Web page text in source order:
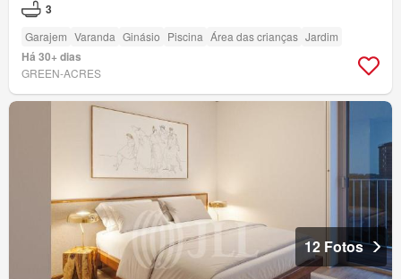
3
Garajem Varanda Ginásio Piscina Área das crianças Jardim
Há 30+ dias
GREEN-ACRES
12 Fotos